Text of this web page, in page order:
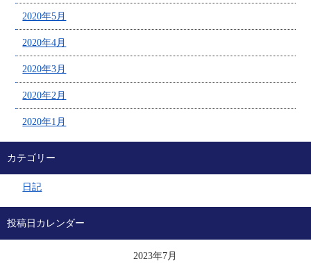
2020年5月
2020年4月
2020年3月
2020年2月
2020年1月
カテゴリー
日記
投稿日カレンダー
2023年7月